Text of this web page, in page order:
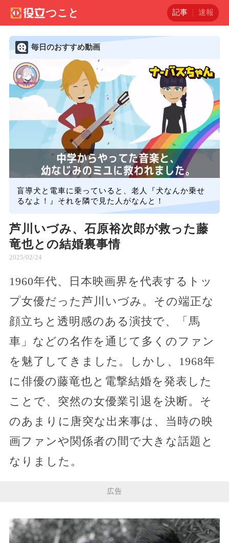
記事 速報
毎日のおすすめ動画
盲導犬と電車に乗っていると、老人『犬なんか乗せ
るなよ！』それを隣で見た人がなんと！
芦川いづみ、石原裕次郎が救った藤
竜也との結婚裏事情
2025/02/24
1960年代、日本映画界を代表するトッ
プ女優だった芦川いづみ。その端正な
顔立ちと透明感のある演技で、「馬
車」などの名作を通じて多くのファン
を魅了してきました。しかし、1968年
に俳優の藤竜也と電撃結婚を発表した
ことで、突然の女優業引退を決断。そ
のあまりに唐突な出来事は、当時の映
画ファンや関係者の間で大きな話題と
なりました。
広告